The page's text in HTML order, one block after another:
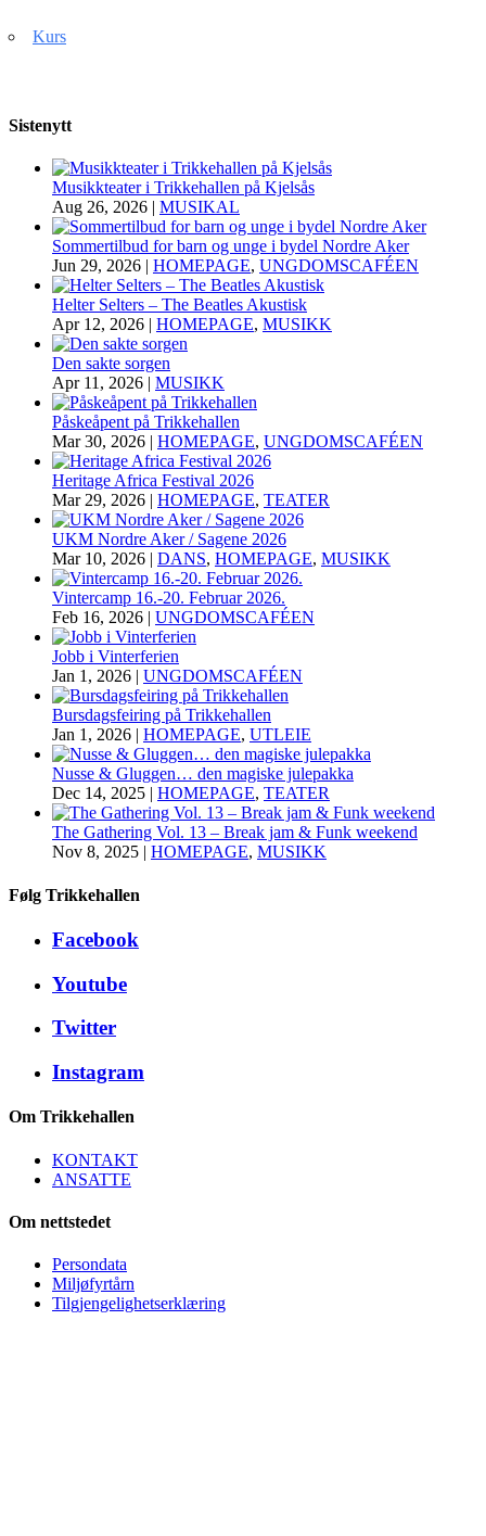
Kurs
Sistenytt
Musikkteater i Trikkehallen på Kjelsås
Aug 26, 2026 | MUSIKAL
Sommertilbud for barn og unge i bydel Nordre Aker
Jun 29, 2026 | HOMEPAGE, UNGDOMSCAFÉEN
Helter Selters – The Beatles Akustisk
Apr 12, 2026 | HOMEPAGE, MUSIKK
Den sakte sorgen
Apr 11, 2026 | MUSIKK
Påskeåpent på Trikkehallen
Mar 30, 2026 | HOMEPAGE, UNGDOMSCAFÉEN
Heritage Africa Festival 2026
Mar 29, 2026 | HOMEPAGE, TEATER
UKM Nordre Aker / Sagene 2026
Mar 10, 2026 | DANS, HOMEPAGE, MUSIKK
Vintercamp 16.-20. Februar 2026.
Feb 16, 2026 | UNGDOMSCAFÉEN
Jobb i Vinterferien
Jan 1, 2026 | UNGDOMSCAFÉEN
Bursdagsfeiring på Trikkehallen
Jan 1, 2026 | HOMEPAGE, UTLEIE
Nusse & Gluggen… den magiske julepakka
Dec 14, 2025 | HOMEPAGE, TEATER
The Gathering Vol. 13 – Break jam & Funk weekend
Nov 8, 2025 | HOMEPAGE, MUSIKK
Følg Trikkehallen
Facebook
Youtube
Twitter
Instagram
Om Trikkehallen
KONTAKT
ANSATTE
Om nettstedet
Persondata
Miljøfyrtårn
Tilgjengelighetserklæring